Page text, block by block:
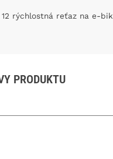
12 rýchlostná reťaz na e-
PRODUKTU